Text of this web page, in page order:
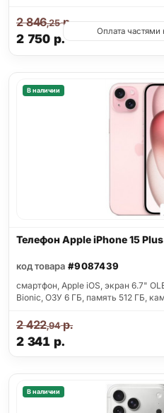
2 750 р.
2 846,25р.
Оплата частями
В наличии
Телефон Apple iPhone 15
код товара #9087439
смартфон, Apple iOS, экран 6.7"
Bionic, ОЗУ 6 ГБ, память 512 ГБ,
2 341 р.
2 422,94р.
В наличии